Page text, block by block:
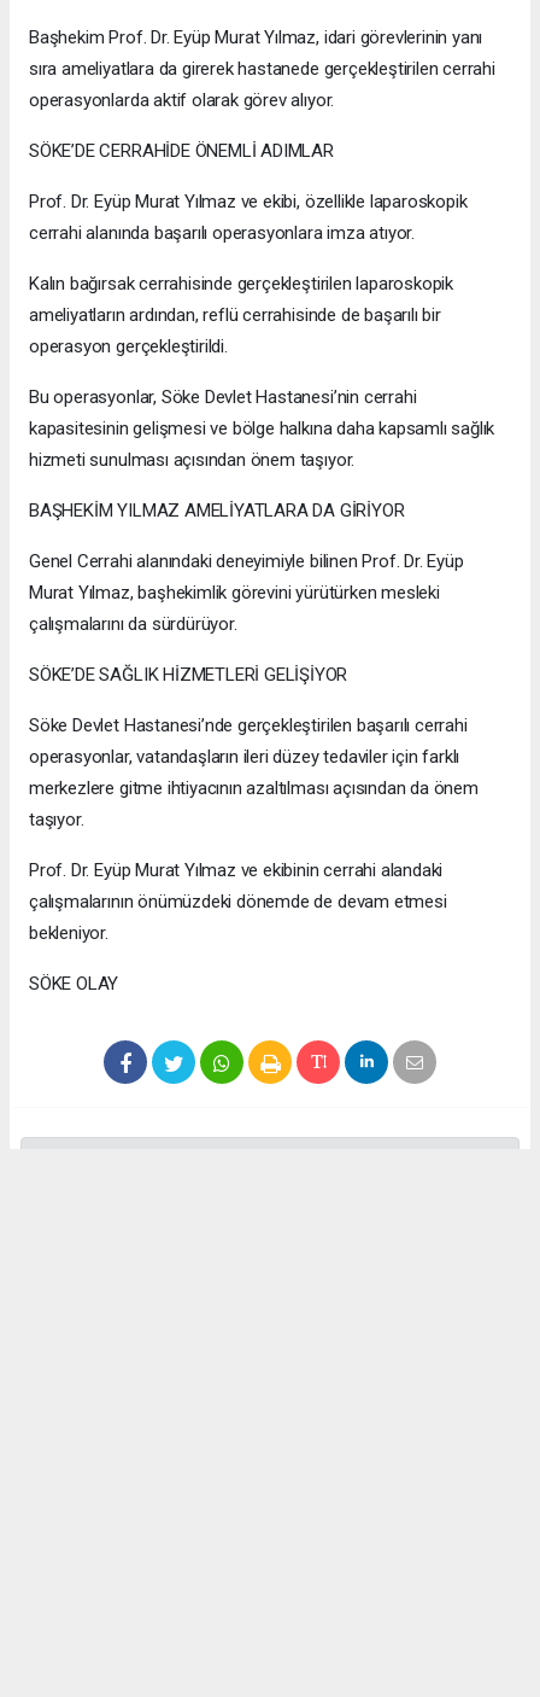
Başhekim Prof. Dr. Eyüp Murat Yılmaz, idari görevlerinin yanı
sıra ameliyatlara da girerek hastanede gerçekleştirilen cerrahi
operasyonlarda aktif olarak görev alıyor.
SÖKE’DE CERRAHİDE ÖNEMLİ ADIMLAR
Prof. Dr. Eyüp Murat Yılmaz ve ekibi, özellikle laparoskopik
cerrahi alanında başarılı operasyonlara imza atıyor.
Kalın bağırsak cerrahisinde gerçekleştirilen laparoskopik
ameliyatların ardından, reflü cerrahisinde de başarılı bir
operasyon gerçekleştirildi.
Bu operasyonlar, Söke Devlet Hastanesi’nin cerrahi
kapasitesinin gelişmesi ve bölge halkına daha kapsamlı sağlık
hizmeti sunulması açısından önem taşıyor.
BAŞHEKİM YILMAZ AMELİYATLARA DA GİRİYOR
Genel Cerrahi alanındaki deneyimiyle bilinen Prof. Dr. Eyüp
Murat Yılmaz, başhekimlik görevini yürütürken mesleki
çalışmalarını da sürdürüyor.
SÖKE’DE SAĞLIK HİZMETLERİ GELİŞİYOR
Söke Devlet Hastanesi’nde gerçekleştirilen başarılı cerrahi
operasyonlar, vatandaşların ileri düzey tedaviler için farklı
merkezlere gitme ihtiyacının azaltılması açısından da önem
taşıyor.
Prof. Dr. Eyüp Murat Yılmaz ve ekibinin cerrahi alandaki
çalışmalarının önümüzdeki dönemde de devam etmesi
bekleniyor.
SÖKE OLAY